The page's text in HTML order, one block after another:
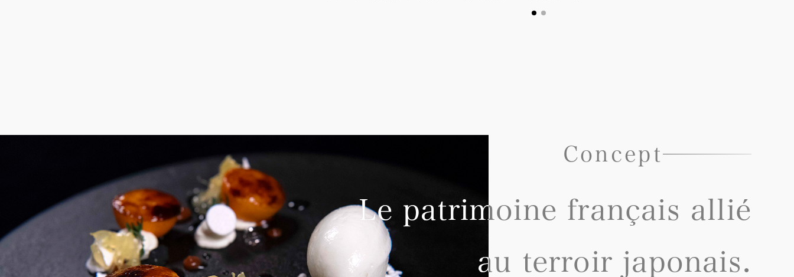
日々支えてくださる皆様に心より感謝申し上げます。
Concept
Le patrimoine français allié
au terroir japonais.
Le patrimoine français allié
au terroir japonais.